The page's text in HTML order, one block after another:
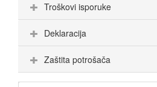
Troškovi isporuke
Deklaracija
Zaštita potrošača